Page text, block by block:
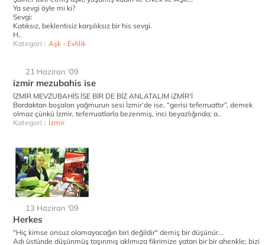
Ya sevgi öyle mi ki?
Sevgi:
Katıksız, beklentisiz karşılıksız bir his sevgi.
H..
Kategori : Aşk - Evlilik
21 Haziran '09
izmir mezubahis ise
İZMİR MEVZUBAHİS İSE BİR DE BİZ ANLATALIM iZMİR'İ
Bardaktan boşalan yağmurun sesi İzmir’de ise, “gerisi teferruattır”, demek
olmaz çünkü İzmir, teferruatlarla bezenmiş, inci beyazlığında; a..
Kategori : İzmir
13 Haziran '09
Herkes
"Hiç kimse onsuz olamayacağın biri değildir" demiş bir düşünür...
Adı üstünde düşünmüş taşınmış aklımıza fikrimize yatan bir bir ahenkle; bizi